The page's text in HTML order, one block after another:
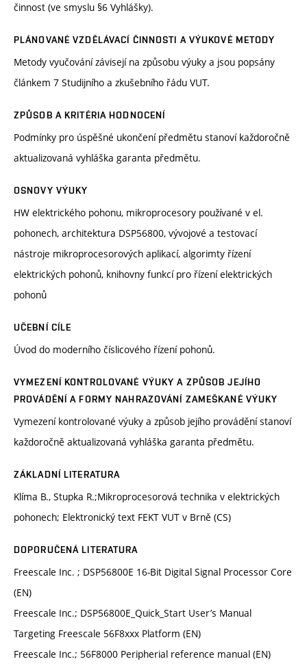
činnost (ve smyslu §6 Vyhlášky).
PLÁNOVANÉ VZDĚLÁVACÍ ČINNOSTI A VÝUKOVÉ METODY
Metody vyučování závisejí na způsobu výuky a jsou popsány
článkem 7 Studijního a zkušebního řádu VUT.
ZPŮSOB A KRITÉRIA HODNOCENÍ
Podmínky pro úspěšné ukončení předmětu stanoví každoročně
aktualizovaná vyhláška garanta předmětu.
OSNOVY VÝUKY
HW elektrického pohonu, mikroprocesory používané v el.
pohonech, architektura DSP56800, vývojové a testovací
nástroje mikroprocesorových aplikací, algorimty řízení
elektrických pohonů, knihovny funkcí pro řízení elektrických
pohonů
UČEBNÍ CÍLE
Úvod do moderního číslicového řízení pohonů.
VYMEZENÍ KONTROLOVANÉ VÝUKY A ZPŮSOB JEJÍHO
PROVÁDĚNÍ A FORMY NAHRAZOVÁNÍ ZAMEŠKANÉ VÝUKY
Vymezení kontrolované výuky a způsob jejího provádění stanoví
každoročně aktualizovaná vyhláška garanta předmětu.
ZÁKLADNÍ LITERATURA
Klíma B., Stupka R.;Mikroprocesorová technika v elektrických
pohonech; Elektronický text FEKT VUT v Brně (CS)
DOPORUČENÁ LITERATURA
Freescale Inc. ; DSP56800E 16-Bit Digital Signal Processor Core
(EN)
Freescale Inc.; DSP56800E_Quick_Start User’s Manual
Targeting Freescale 56F8xxx Platform (EN)
Freescale Inc.; 56F8000 Peripherial reference manual (EN)